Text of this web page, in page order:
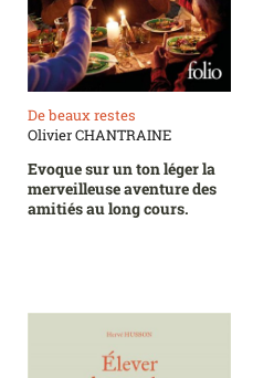
De beaux restes
Olivier CHANTRAINE
Evoque sur un ton léger la
merveilleuse aventure des
amitiés au long cours.